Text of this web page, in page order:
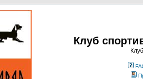
Клуб